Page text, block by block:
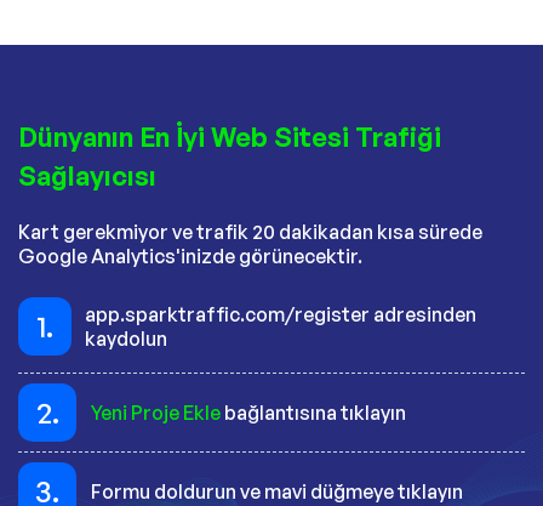
Dünyanın En İyi Web Sitesi Trafiği
Sağlayıcısı
Kart gerekmiyor ve trafik 20 dakikadan kısa sürede
Google Analytics'inizde görünecektir.
1.
app.sparktraffic.com/register adresinden
kaydolun
2. Yeni Proje Ekle bağlantısına tıklayın
3. Formu doldurun ve mavi düğmeye tıklayın